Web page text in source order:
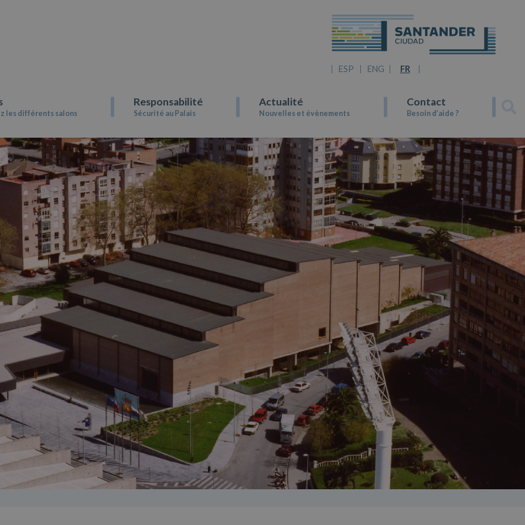
ESP ENG FR
les différents salons
Responsabilité
Sécurité au Palais
Actualité
Nouvelles et évènements
Contact
Besoin d’aide ?